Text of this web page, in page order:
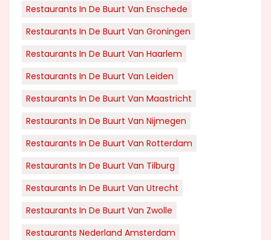
Restaurants In De Buurt Van Enschede
Restaurants In De Buurt Van Groningen
Restaurants In De Buurt Van Haarlem
Restaurants In De Buurt Van Leiden
Restaurants In De Buurt Van Maastricht
Restaurants In De Buurt Van Nijmegen
Restaurants In De Buurt Van Rotterdam
Restaurants In De Buurt Van Tilburg
Restaurants In De Buurt Van Utrecht
Restaurants In De Buurt Van Zwolle
Restaurants Nederland Amsterdam